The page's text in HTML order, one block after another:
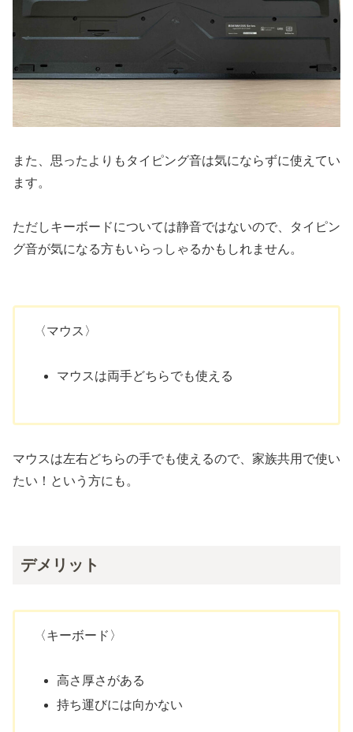
また、思ったよりもタイピング音は気にならずに使えてい
ます。
ただしキーボードについては静音ではないので、タイピン
グ音が気になる方もいらっしゃるかもしれません。
〈マウス〉
マウスは両手どちらでも使える
マウスは左右どちらの手でも使えるので、家族共用で使い
たい！という方にも。
デメリット
〈キーボード〉
高さ厚さがある
持ち運びには向かない